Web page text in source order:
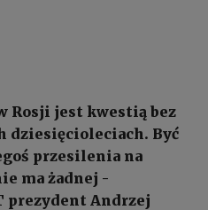
Rosji jest kwestią bez
dziesięcioleciach. Być
przesilenia na
ma żadnej -
prezydent Andrzej